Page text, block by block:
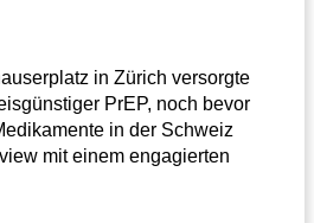
in Zürich versorgte
PrEP, noch bevor
in der Schweiz
mit einem engagierten